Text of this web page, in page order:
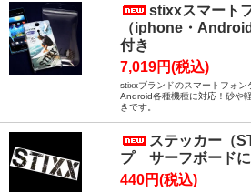
stixxスマート
（iphone・
付き
7,019円(税込)
stixxブランドのスマートフォン
Android各種機種に対応！砂や
きです。
ステッカー（
プ サーフボードに
440円(税込)